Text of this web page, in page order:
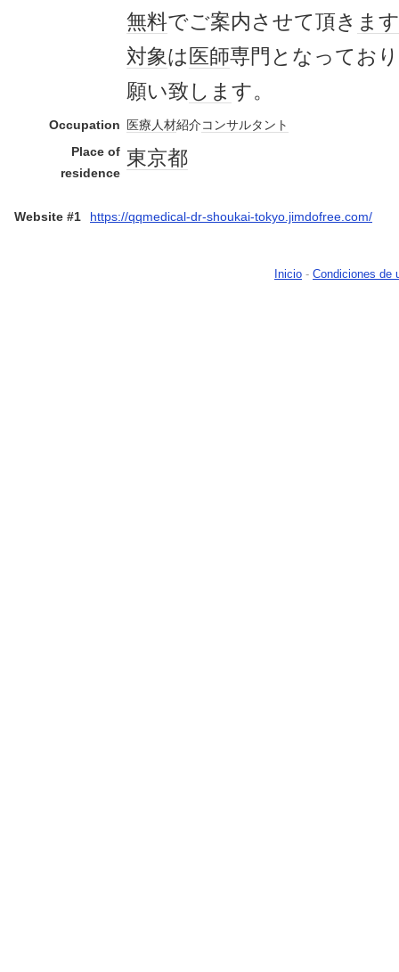
無料でご案内させて頂き ます
対象は 医師専門となっており
願い致 しま す。
Occupation 医療人材紹介コンサルタント
Place of
residence
東京都
Website #1 https://qqmedical-dr-shoukai-tokyo.jimdofree.com/
Inicio - Condiciones de